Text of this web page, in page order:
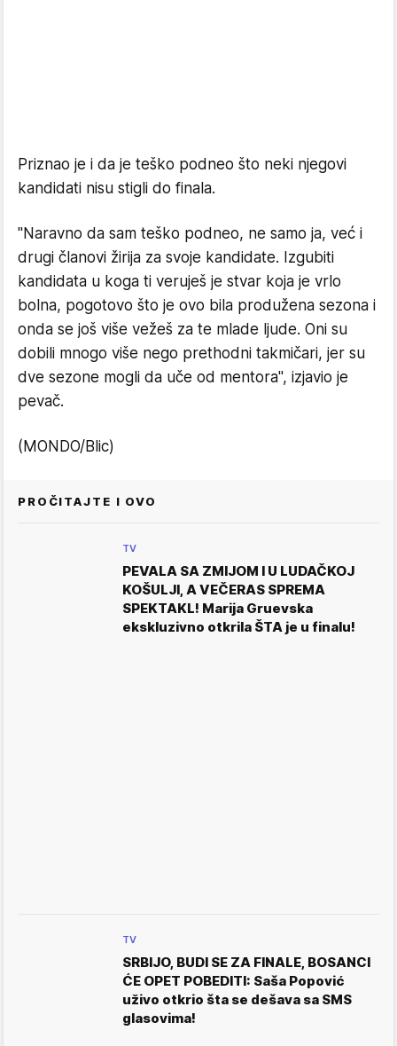
Priznao je i da je teško podneo što neki njegovi
kandidati nisu stigli do finala.
"Naravno da sam teško podneo, ne samo ja, već i
drugi članovi žirija za svoje kandidate. Izgubiti
kandidata u koga ti veruješ je stvar koja je vrlo
bolna, pogotovo što je ovo bila produžena sezona i
onda se još više vežeš za te mlade ljude. Oni su
dobili mnogo više nego prethodni takmičari, jer su
dve sezone mogli da uče od mentora", izjavio je
pevač.
(MONDO/Blic)
PROČITAJTE I OVO
TV
PEVALA SA ZMIJOM I U LUDAČKOJ
KOŠULJI, A VEČERAS SPREMA
SPEKTAKL! Marija Gruevska
ekskluzivno otkrila ŠTA je u finalu!
TV
SRBIJO, BUDI SE ZA FINALE, BOSANCI
ĆE OPET POBEDITI: Saša Popović
uživo otkrio šta se dešava sa SMS
glasovima!